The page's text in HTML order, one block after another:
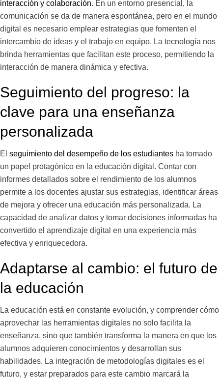
interacción y colaboración. En un entorno presencial, la
comunicación se da de manera espontánea, pero en el mundo
digital es necesario emplear estrategias que fomenten el
intercambio de ideas y el trabajo en equipo. La tecnología nos
brinda herramientas que facilitan este proceso, permitiendo la
interacción de manera dinámica y efectiva.
Seguimiento del progreso: la
clave para una enseñanza
personalizada
El seguimiento del desempeño de los estudiantes ha tomado
un papel protagónico en la educación digital. Contar con
informes detallados sobre el rendimiento de los alumnos
permite a los docentes ajustar sus estrategias, identificar áreas
de mejora y ofrecer una educación más personalizada. La
capacidad de analizar datos y tomar decisiones informadas ha
convertido el aprendizaje digital en una experiencia más
efectiva y enriquecedora.
Adaptarse al cambio: el futuro de
la educación
La educación está en constante evolución, y comprender cómo
aprovechar las herramientas digitales no solo facilita la
enseñanza, sino que también transforma la manera en que los
alumnos adquieren conocimientos y desarrollan sus
habilidades. La integración de metodologías digitales es el
futuro, y estar preparados para este cambio marcará la